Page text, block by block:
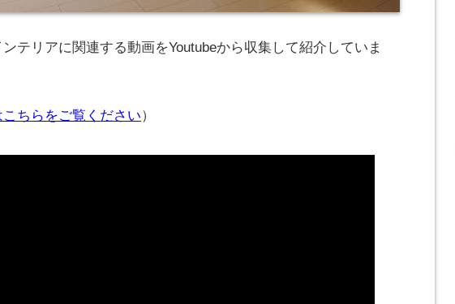
テリアに関連する動画をYoutubeから収集して紹介していま
ちらをご覧ください）